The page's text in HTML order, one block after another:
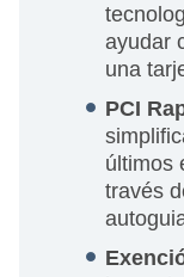
ayudar
una
PCI
últimos
través